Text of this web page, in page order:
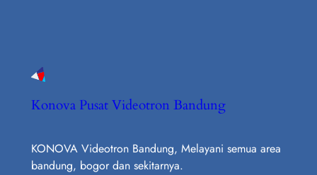
Konova Pusat Videotron Bandung
KONOVA Videotron Bandung, Melayani semua area
bandung, bogor dan sekitarnya.